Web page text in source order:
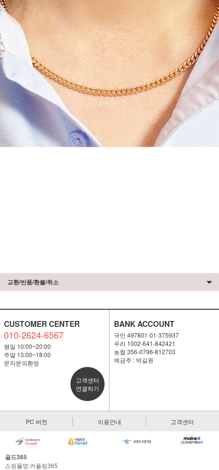
교환/반품/환불/취소
CUSTOMER CENTER
010-2624-6567
평일 10:00~20:00
주말 13:00~18:00
문자문의환영
고객센터
연결하기
BANK ACCOUNT
국민 497801-01-375937
우리 1002-641-842421
농협 356-0796-812703
예금주 : 박길원
PC 버전 이용안내 고객센터
골드365
쇼핑몰명:커플링365